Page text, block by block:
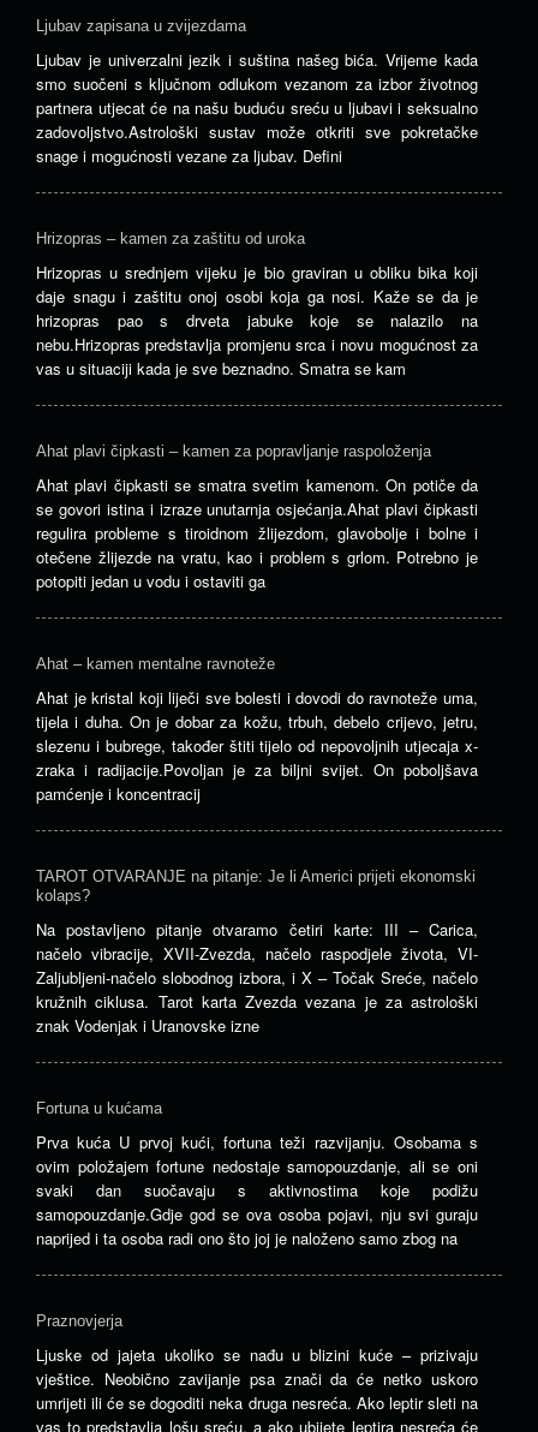
Ljubav zapisana u zvijezdama
Ljubav je univerzalni jezik i suština našeg bića. Vrijeme kada
smo suočeni s ključnom odlukom vezanom za izbor životnog
partnera utjecat će na našu buduću sreću u ljubavi i seksualno
zadovoljstvo.Astrološki sustav može otkriti sve pokretačke
snage i mogućnosti vezane za ljubav. Defini
Hrizopras – kamen za zaštitu od uroka
Hrizopras u srednjem vijeku je bio graviran u obliku bika koji
daje snagu i zaštitu onoj osobi koja ga nosi. Kaže se da je
hrizopras pao s drveta jabuke koje se nalazilo na
nebu.Hrizopras predstavlja promjenu srca i novu mogućnost za
vas u situaciji kada je sve beznadno. Smatra se kam
Ahat plavi čipkasti – kamen za popravljanje raspoloženja
Ahat plavi čipkasti se smatra svetim kamenom. On potiče da
se govori istina i izraze unutarnja osjećanja.Ahat plavi čipkasti
regulira probleme s tiroidnom žlijezdom, glavobolje i bolne i
otečene žlijezde na vratu, kao i problem s grlom. Potrebno je
potopiti jedan u vodu i ostaviti ga
Ahat – kamen mentalne ravnoteže
Ahat je kristal koji liječi sve bolesti i dovodi do ravnoteže uma,
tijela i duha. On je dobar za kožu, trbuh, debelo crijevo, jetru,
slezenu i bubrege, također štiti tijelo od nepovoljnih utjecaja x-
zraka i radijacije.Povoljan je za biljni svijet. On poboljšava
pamćenje i koncentracij
TAROT OTVARANJE na pitanje: Je li Americi prijeti ekonomski
kolaps?
Na postavljeno pitanje otvaramo četiri karte: III – Carica,
načelo vibracije, XVII-Zvezda, načelo raspodjele života, VI-
Zaljubljeni-načelo slobodnog izbora, i X – Točak Sreće, načelo
kružnih ciklusa. Tarot karta Zvezda vezana je za astrološki
znak Vodenjak i Uranovske izne
Fortuna u kućama
Prva kuća U prvoj kući, fortuna teži razvijanju. Osobama s
ovim položajem fortune nedostaje samopouzdanje, ali se oni
svaki dan suočavaju s aktivnostima koje podižu
samopouzdanje.Gdje god se ova osoba pojavi, nju svi guraju
naprijed i ta osoba radi ono što joj je naloženo samo zbog na
Praznovjerja
Ljuske od jajeta ukoliko se nađu u blizini kuće – prizivaju
vještice. Neobično zavijanje psa znači da će netko uskoro
umrijeti ili će se dogoditi neka druga nesreća. Ako leptir sleti na
vas to predstavlja lošu sreću, a ako ubijete leptira nesreća će